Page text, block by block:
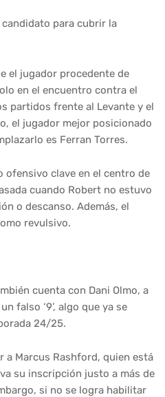
para cubrir la
el jugador procedente de
en el encuentro contra el
partidos frente al Levante y el
el jugador mejor posicionado
es Ferran Torres.
ofensivo clave en el centro de
cuando Robert no estuvo
o descanso. Además, el
revulsivo.
cuenta con Dani Olmo, a
falso ‘9’, algo que ya se
24/25.
a Marcus Rashford, quien está
su inscripción justo a más de
si no se logra habilitar